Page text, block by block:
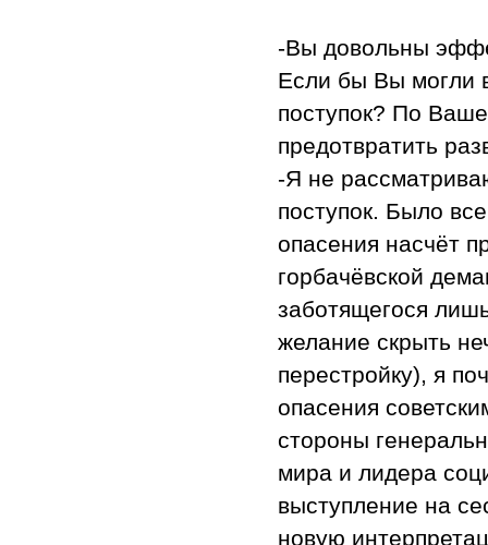
-Вы довольны
Если бы Вы могли
поступок? По
предотвратить
-Я не
поступок. Было
опасения насчёт
горбачёвской
заботящегося
желание скрыть
перестройку), я
опасения
стороны
мира и лидера
выступление на
новую